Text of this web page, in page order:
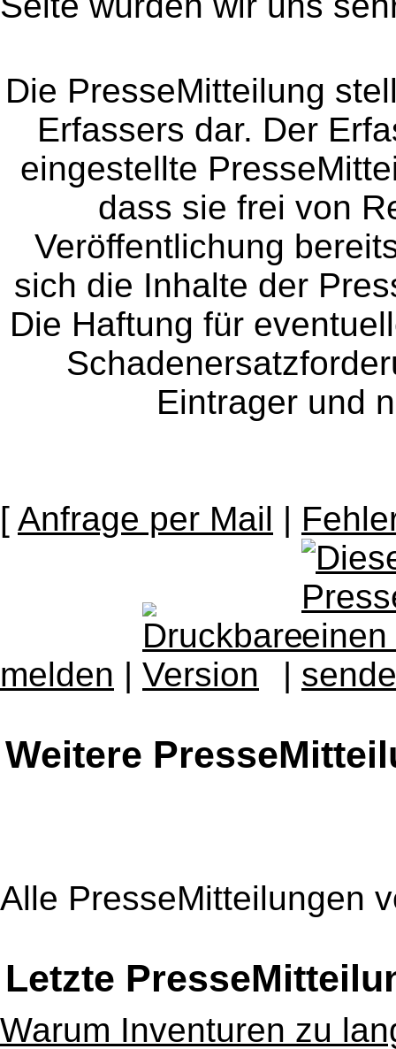
Die PresseMitteilung
Erfassers dar. Der
eingestellte
dass sie frei von
Veröffentlichung
sich die Inhalte der
Die Haftung für
Eintrager und
[ Anfrage per Mail |
melden | |
Weitere
Alle PresseMitteilungen
Letzte
Warum Inventuren zu